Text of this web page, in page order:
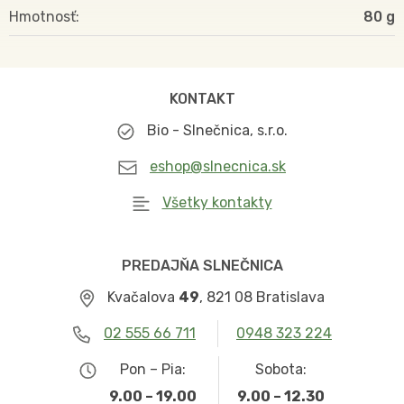
Hmotnosť 80
KONTAKT
Bio - Slnečnica, s.r.o.
eshop@slnecnica.sk
Všetky kontakty
PREDAJŇA SLNEČNICA
Kvačalova 49, 821 08 Bratislava
02 555 66 711 0948 323 224
Pon – Pia:
9.00 – 19.00
Sobota:
9.00 – 12.30